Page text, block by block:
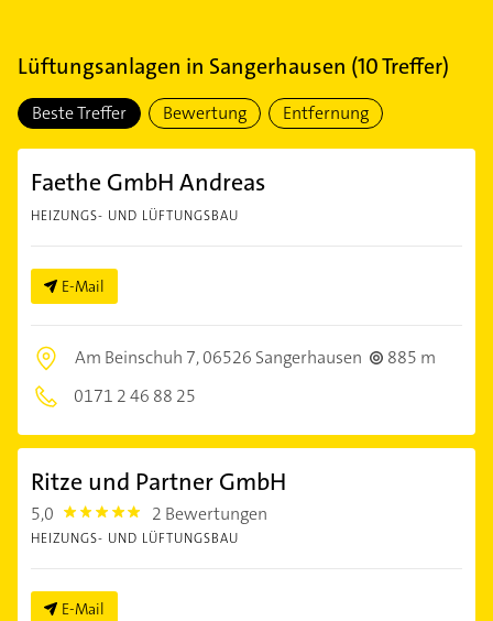
Lüftungsanlagen in Sangerhausen (10Treffer)
Beste Treffer Bewertung Entfernung
Faethe GmbH Andreas
HEIZUNGS- UND LÜFTUNGSBAU
E-Mail
Am Beinschuh 7,06526 Sangerhausen
885 m
0171 2 46 88 25
Ritze und Partner GmbH
5,0 5.0 2 Bewertungen
HEIZUNGS- UND LÜFTUNGSBAU
E-Mail